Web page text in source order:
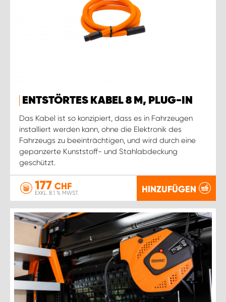
ENTSTÖRTES KABEL 8 M, PLUG-IN
Das Kabel ist so konzipiert, dass es in Fahrzeugen
installiert werden kann, ohne die Elektronik des
Fahrzeugs zu beeinträchtigen, und wird durch eine
gepanzerte Kunststoff- und Stahlabdeckung
geschützt.
177 CHF
EXKL. 8.1 % MWST. HINZUFÜGEN